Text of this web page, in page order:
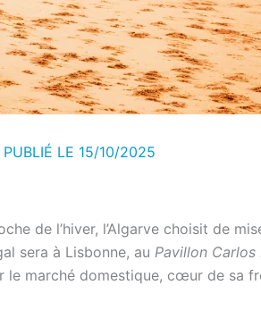
LE 15/10/2025
de l’hiver, l’Algarve choisit de
sera à Lisbonne, au Pavillon Carlos
le marché domestique, cœur de sa